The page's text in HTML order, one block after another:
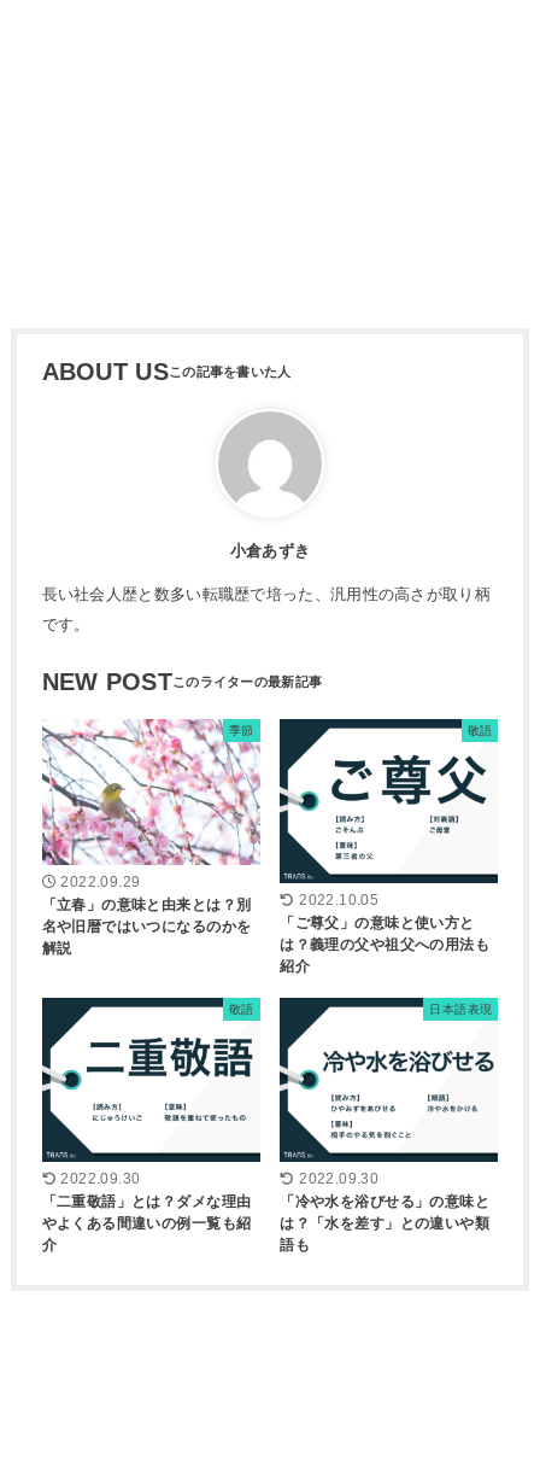
ABOUT US
小倉あずき
長い社会人歴と数多い転職歴で培った、汎用性の高さが取り柄
です。
NEW POST
季節
2022.09.29
「立春」の意味と由来とは？別
名や旧暦ではいつになるのかを
解説
敬語
2022.10.05
「ご尊父」の意味と使い方と
は？義理の父や祖父への用法も
紹介
敬語
2022.09.30
「二重敬語」とは？ダメな理由
やよくある間違いの例一覧も紹
介
日本語表現
2022.09.30
「冷や水を浴びせる」の意味と
は？「水を差す」との違いや類
語も